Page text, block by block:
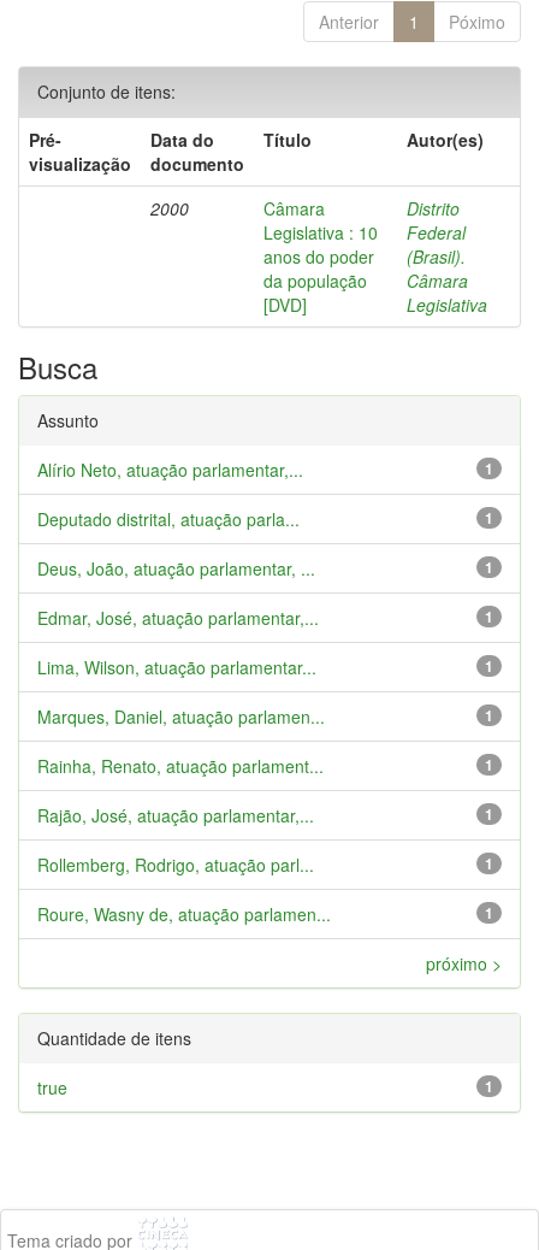
Anterior 1 Póximo
Conjunto de itens:
Pré-
visualização
Data do
documento
Título Autor(es)
2000
Câmara
Legislativa : 10
anos do poder
da população
[DVD]
Distrito
Federal
(Brasil).
Câmara
Legislativa
Busca
Assunto
1
Alírio Neto, atuação parlamentar,...
1
Deputado distrital, atuação parla...
1
Deus, João, atuação parlamentar, ...
1
Edmar, José, atuação parlamentar,...
1
Lima, Wilson, atuação parlamentar...
1
Marques, Daniel, atuação parlamen...
1
Rainha, Renato, atuação parlament...
1
Rajão, José, atuação parlamentar,...
1
Rollemberg, Rodrigo, atuação parl...
1
Roure, Wasny de, atuação parlamen...
próximo >
Quantidade de itens
1
true
Tema criado por